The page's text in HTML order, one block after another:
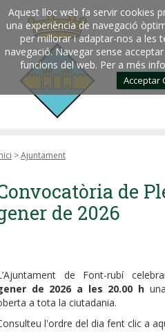
Aquest lloc web fa servir cookies
una experiència de navegació
per millorar i adaptar-nos a les
navegació. Navegar sense
funcions del web. Per a més
Acceptar
>Ajuntament
de
de 2026
de Font-rubí
de 2026 a les 20.00 h
a tota la ciutadania.
l'ordre del dia fent clic a